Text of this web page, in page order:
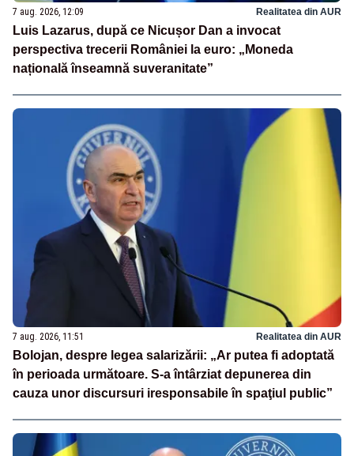
7 aug. 2026, 12:09 Realitatea din AUR
Luis Lazarus, după ce Nicușor Dan a invocat
perspectiva trecerii României la euro: „Moneda
națională înseamnă suveranitate”
7 aug. 2026, 11:51 Realitatea din AUR
Bolojan, despre legea salarizării: „Ar putea fi adoptată
în perioada următoare. S-a întârziat depunerea din
cauza unor discursuri iresponsabile în spaţiul public”